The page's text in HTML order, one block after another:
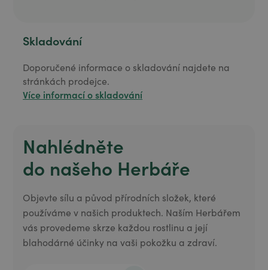
Skladování
Doporučené informace o skladování najdete na
stránkách prodejce.
Více informací o skladování
Nahlédněte
do našeho Herbáře
Objevte sílu a původ přírodních složek, které
používáme v našich produktech. Naším Herbářem
vás provedeme skrze každou rostlinu a její
blahodárné účinky na vaši pokožku a zdraví.